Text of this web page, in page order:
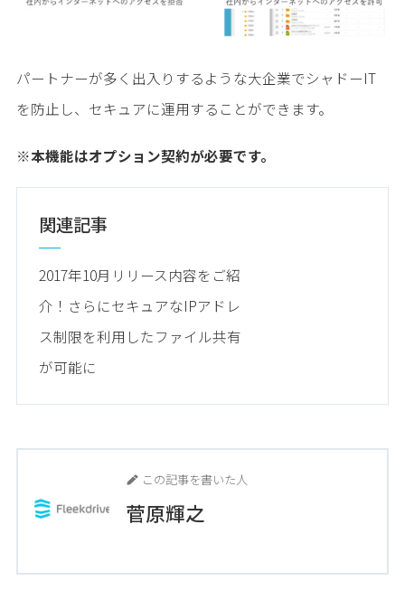
パートナーが多く出入りするような大企業でシャドーIT
を防止し、セキュアに運用することができます。
※本機能はオプション契約が必要です。
関連記事
2017年10月リリース内容をご紹
介！さらにセキュアなIPアドレ
ス制限を利用したファイル共有
が可能に
この記事を書いた人
菅原輝之